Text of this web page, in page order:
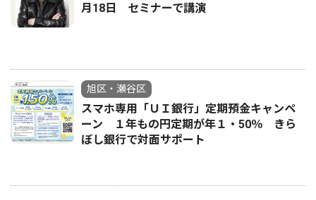
月18日 セミナーで講演
旭区・瀬谷区
スマホ専用「ＵＩ銀行」定期預金キャンペ
ーン １年もの円定期が年１・50％ きら
ぼし銀行で対面サポート